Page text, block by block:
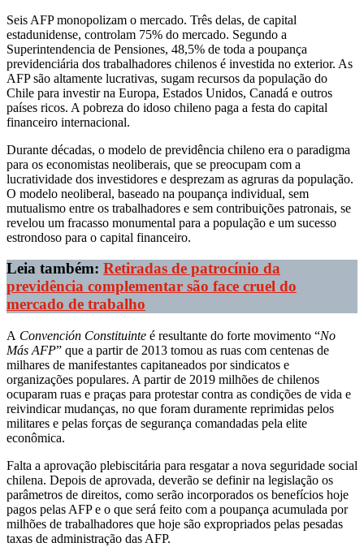
Seis AFP monopolizam o mercado. Três delas, de capital
estadunidense, controlam 75% do mercado. Segundo a
Superintendencia de Pensiones, 48,5% de toda a poupança
previdenciária dos trabalhadores chilenos é investida no exterior. As
AFP são altamente lucrativas, sugam recursos da população do
Chile para investir na Europa, Estados Unidos, Canadá e outros
países ricos. A pobreza do idoso chileno paga a festa do capital
financeiro internacional.
Durante décadas, o modelo de previdência chileno era o paradigma
para os economistas neoliberais, que se preocupam com a
lucratividade dos investidores e desprezam as agruras da população.
O modelo neoliberal, baseado na poupança individual, sem
mutualismo entre os trabalhadores e sem contribuições patronais, se
revelou um fracasso monumental para a população e um sucesso
estrondoso para o capital financeiro.
Leia também: Retiradas de patrocínio da
previdência complementar são face cruel do
mercado de trabalho
A Convención Constituinte é resultante do forte movimento “No
Más AFP” que a partir de 2013 tomou as ruas com centenas de
milhares de manifestantes capitaneados por sindicatos e
organizações populares. A partir de 2019 milhões de chilenos
ocuparam ruas e praças para protestar contra as condições de vida e
reivindicar mudanças, no que foram duramente reprimidas pelos
militares e pelas forças de segurança comandadas pela elite
econômica.
Falta a aprovação plebiscitária para resgatar a nova seguridade social
chilena. Depois de aprovada, deverão se definir na legislação os
parâmetros de direitos, como serão incorporados os benefícios hoje
pagos pelas AFP e o que será feito com a poupança acumulada por
milhões de trabalhadores que hoje são expropriados pelas pesadas
taxas de administração das AFP.